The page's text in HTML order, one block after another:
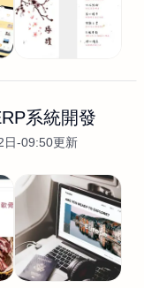
系統開發
日-09:50更新